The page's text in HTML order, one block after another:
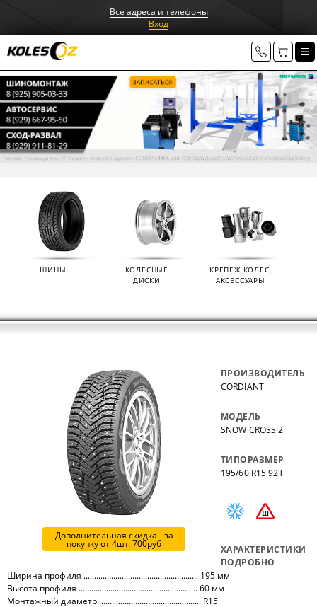
Все адреса и телефоны
Вход
ШИНЫ
КОЛЕСНЫЕ
ДИСКИ
КРЕПЕЖ КОЛЕС,
АКСЕССУАРЫ
Дополнительная скидка - за
покупку от 4шт. 700руб
ПРОИЗВОДИТЕЛЬ
CORDIANT
МОДЕЛЬ
SNOW CROSS 2
ТИПОРАЗМЕР
195/60 R15 92T
ХАРАКТЕРИСТИКИ
ПОДРОБНО
Ширина профиля ...................................................... 195 мм
Высота профиля ........................................................ 60 мм
Монтажный диаметр ................................................ R15